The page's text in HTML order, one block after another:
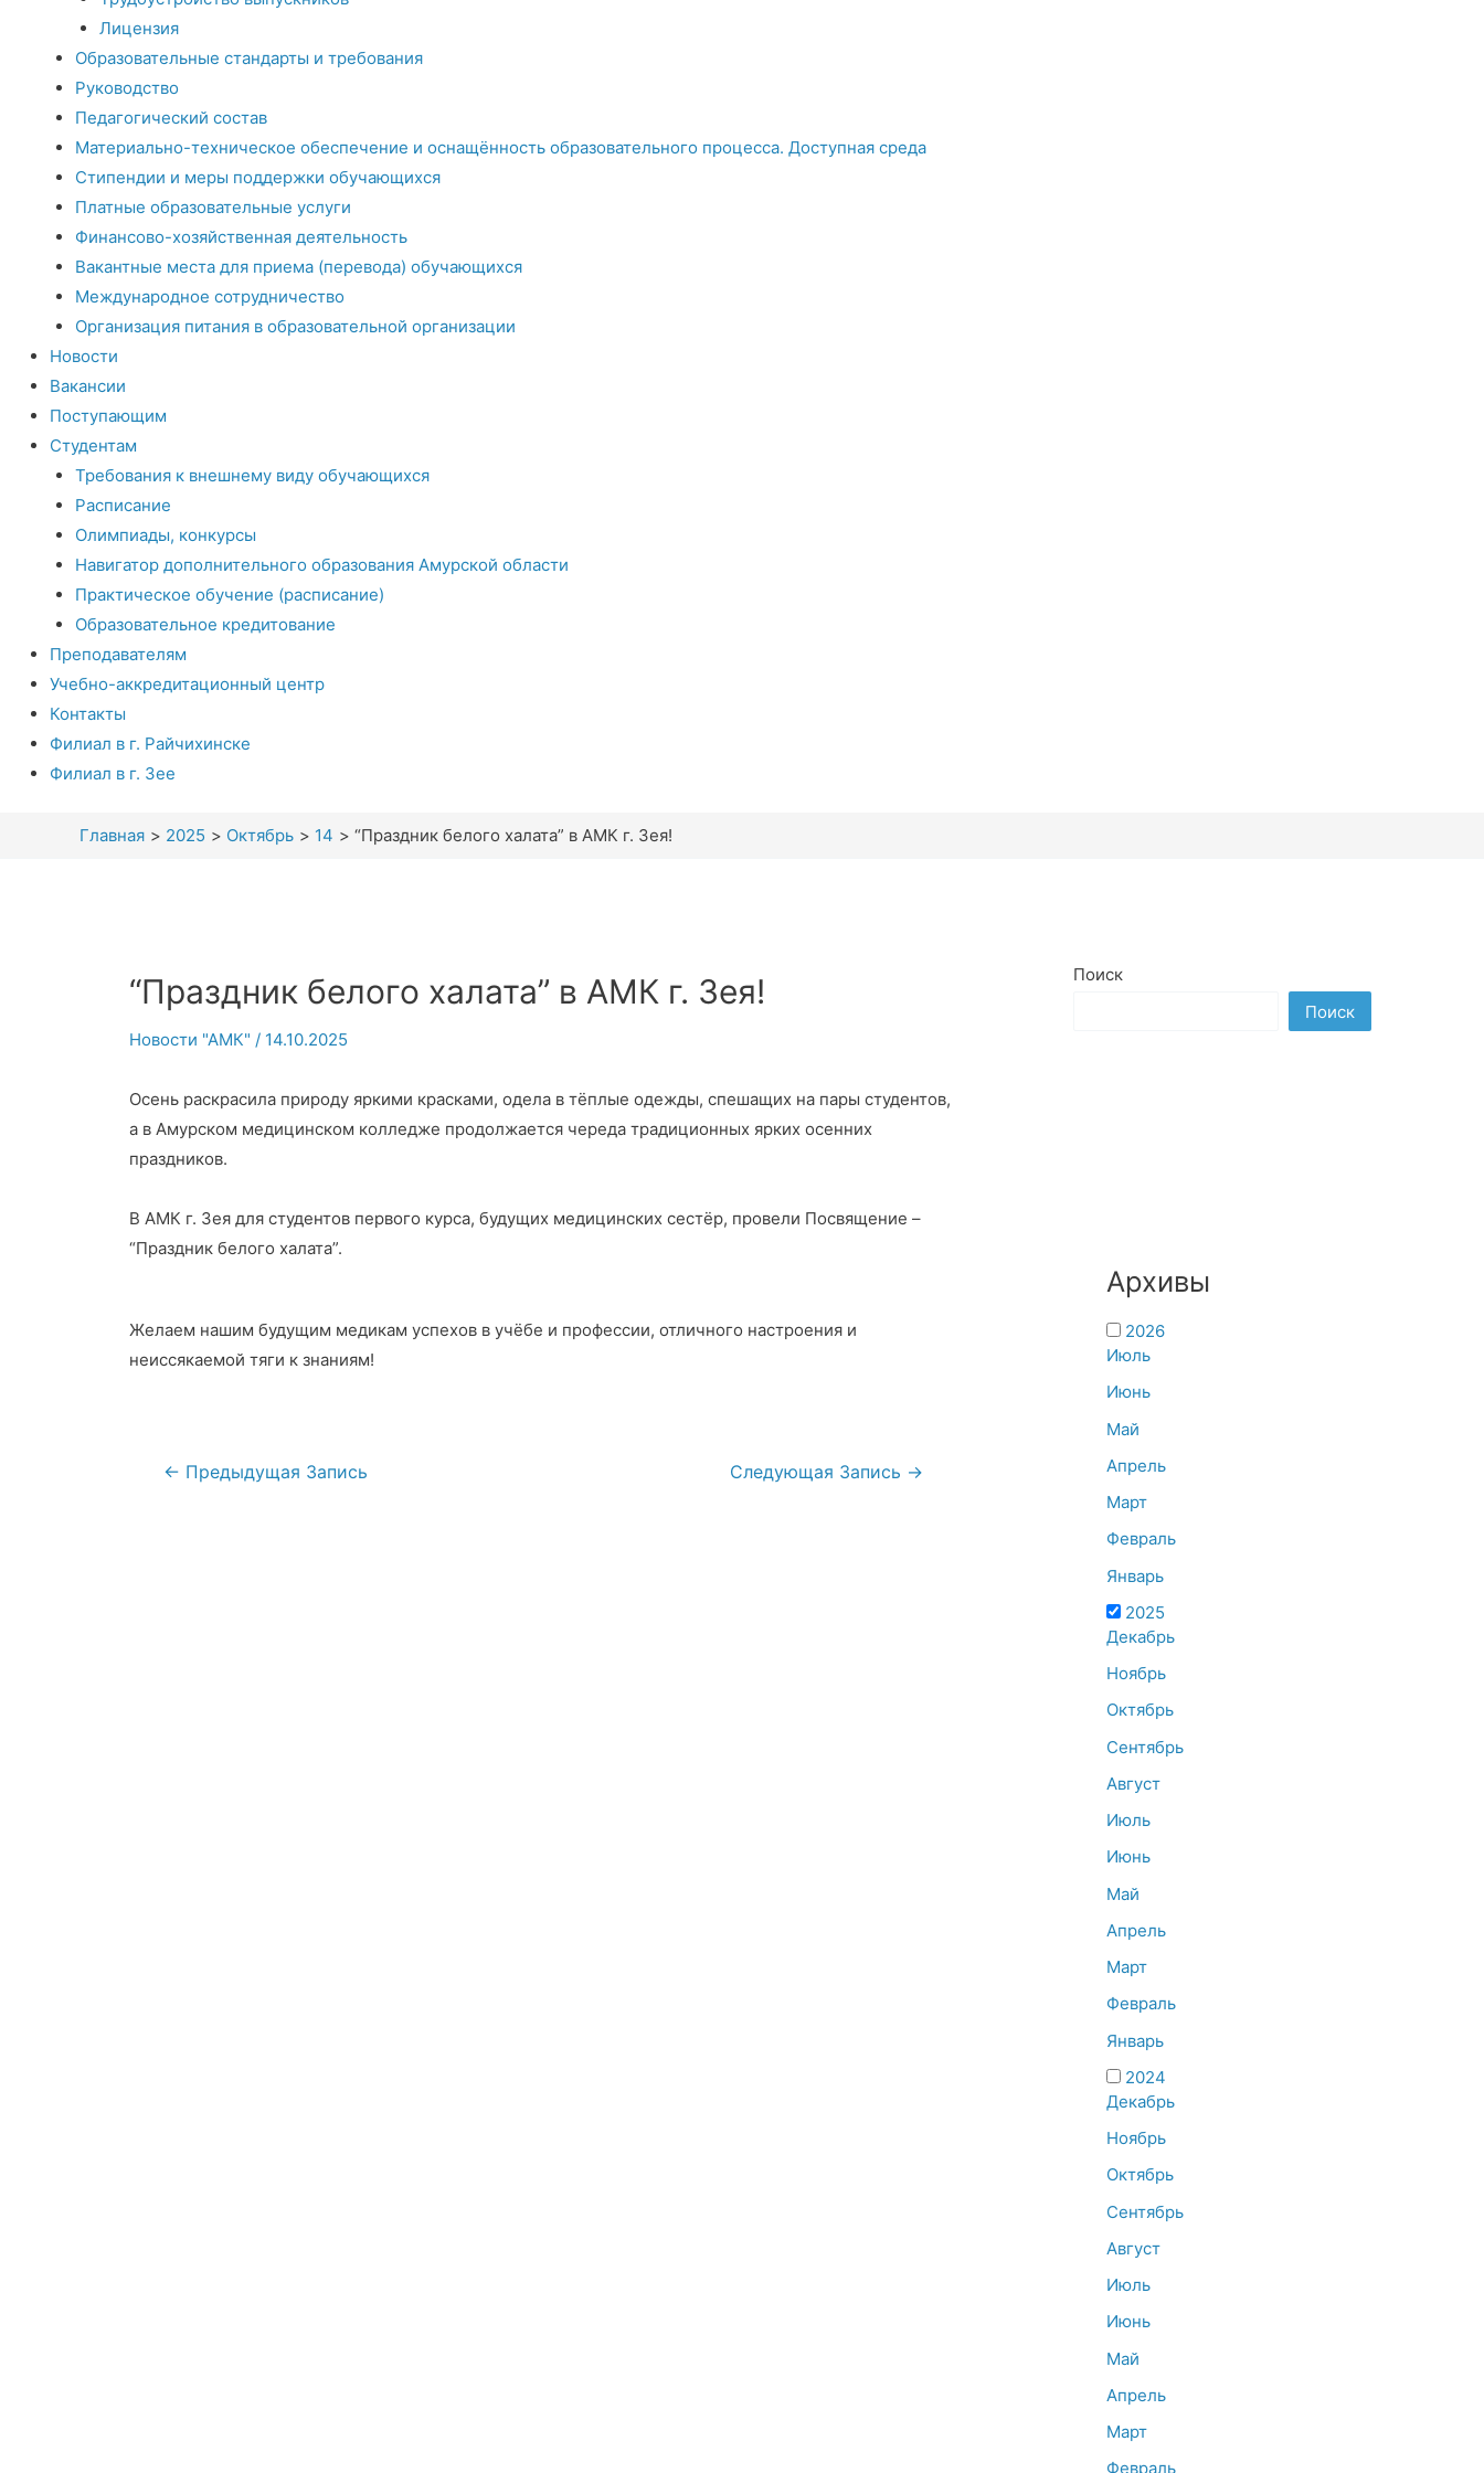
Лицензия
Образовательные стандарты и требования
Руководство
Педагогический состав
Материально-техническое обеспечение и оснащённость образовательного процесса. Доступная среда
Стипендии и меры поддержки обучающихся
Платные образовательные услуги
Финансово-хозяйственная деятельность
Вакантные места для приема (перевода) обучающихся
Международное сотрудничество
Организация питания в образовательной организации
Новости
Вакансии
Поступающим
Студентам
Требования к внешнему виду обучающихся
Расписание
Олимпиады, конкурсы
Навигатор дополнительного образования Амурской области
Практическое обучение (расписание)
Образовательное кредитование
Преподавателям
Учебно-аккредитационный центр
Контакты
Филиал в г. Райчихинске
Филиал в г. Зее
Главная 2025 Октябрь 14 “Праздник белого халата” в АМК г. Зея!
“Праздник белого халата” в АМК г. Зея!
Новости "АМК" / 14.10.2025
Осень раскрасила природу яркими красками, одела в тёплые одежды, спешащих на пары студентов,
а в Амурском медицинском колледже продолжается череда традиционных ярких осенних
праздников.
В АМК г. Зея для студентов первого курса, будущих медицинских сестёр, провели Посвящение –
“Праздник белого халата”.
Желаем нашим будущим медикам успехов в учёбе и профессии, отличного настроения и
неиссякаемой тяги к знаниям!
Навигация
← Предыдущая Запись Следующая Запись →
Поиск
Поиск
Архивы
2026
Июль
Июнь
Май
Апрель
Март
Февраль
Январь
2025
Декабрь
Ноябрь
Октябрь
Сентябрь
Август
Июль
Июнь
Май
Апрель
Март
Февраль
Январь
2024
Декабрь
Ноябрь
Октябрь
Сентябрь
Август
Июль
Июнь
Май
Апрель
Март
Февраль